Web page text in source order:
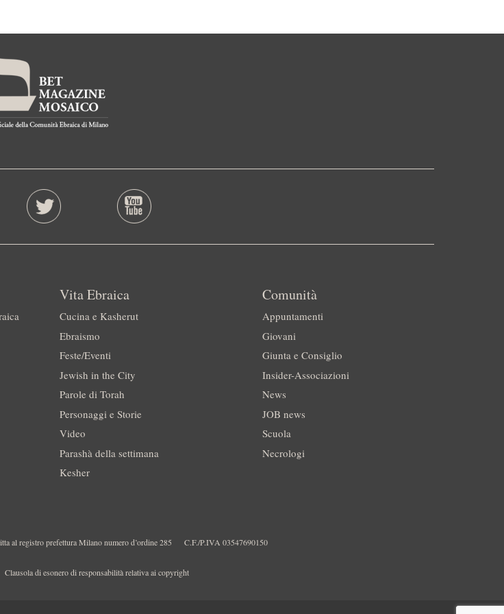
Vita Ebraica
Cucina e Kasherut
Ebraismo
Feste/Eventi
Jewish in the City
Parole di Torah
Personaggi e Storie
Video
Parashà della settimana
Kesher
Comunità
Appuntamenti
Giovani
Giunta e Consiglio
Insider-Associazioni
News
JOB news
Scuola
Necrologi
al registro prefettura Milano numero d’ordine 285 C.F./P.IVA 03547690150
Clausola di esonero di responsabilità relativa ai copyright